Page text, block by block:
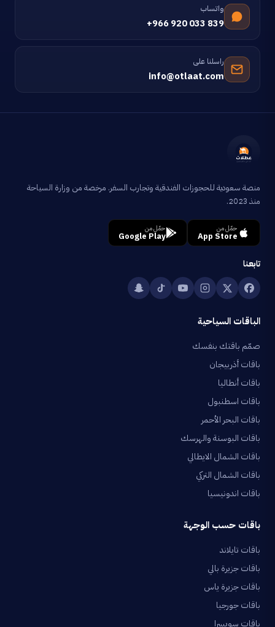
واتساب
+966 920 033 839
راسلنا على
info@otlaat.com
منصة سعودية للحجوزات الفندقية وتجارب السفر. مرخصة من وزارة السياحة
منذ 2023.
حمّل من
App Store
حمّل من
Google Play
تابعنا
الباقات السياحية
صمّم باقتك بنفسك
باقات أذربيجان
باقات أنطاليا
باقات اسطنبول
باقات البحر الأحمر
باقات البوسنة والهرسك
باقات الشمال الايطالي
باقات الشمال التركي
باقات اندونيسيا
باقات حسب الوجهة
باقات تايلاند
باقات جزيرة بالي
باقات جزيرة ياس
باقات جورجيا
باقات سويسرا